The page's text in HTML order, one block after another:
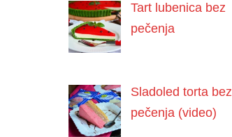
Tart lubenica bez
pečenja
Sladoled torta bez
pečenja (video)